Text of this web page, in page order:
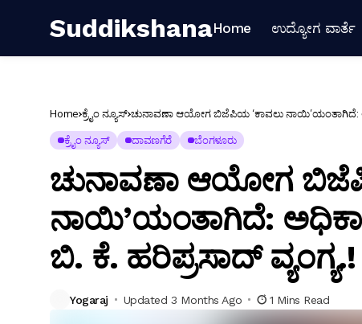
SuddikshanaHome ಉದ್ಯೋಗ ವಾರ್ತೆ
Home ಕ್ರೈಂ ನ್ಯೂಸ್ ಚುನಾವಣಾ ಆಯೋಗ ಬಿಜೆಪಿಯ ‘ಕಾವಲು ನಾಯಿ’ಯಂತಾಗಿದೆ:
ಕ್ರೈಂ ನ್ಯೂಸ್ ದಾವಣಗೆರೆ ಬೆಂಗಳೂರು
ಚುನಾವಣಾ ಆಯೋಗ
ನಾಯಿ’ಯಂತಾಗಿದೆ:
ಬಿ. ಕೆ. ಹರಿಪ್ರಸಾದ್ ವ್ಯಂಗ್ಯ.!
Yogaraj Updated 3 Months Ago 1 Mins Read